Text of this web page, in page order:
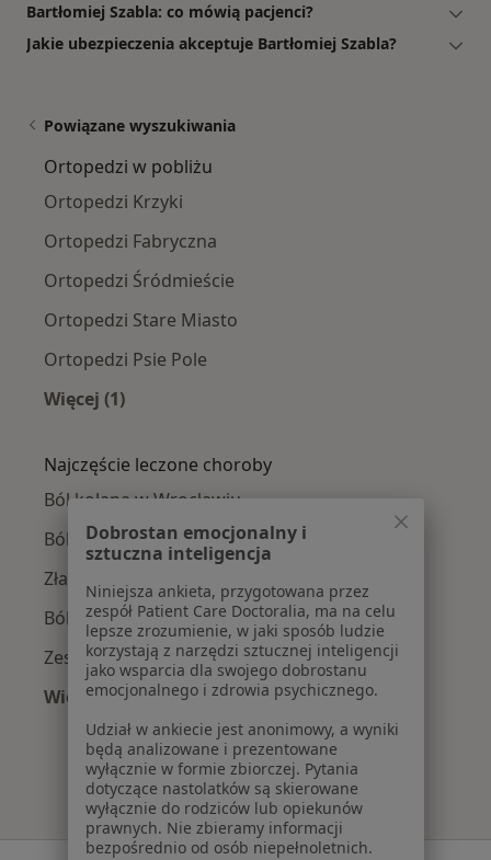
Bartłomiej Szabla: co mówią pacjenci?
Jakie ubezpieczenia akceptuje Bartłomiej Szabla?
Powiązane wyszukiwania
Ortopedzi w pobliżu
Ortopedzi Krzyki
Ortopedzi Fabryczna
Ortopedzi Śródmieście
Ortopedzi Stare Miasto
Ortopedzi Psie Pole
Więcej (1)
Najczęście leczone choroby
Ból kolana w Wrocławiu
Ból barku w Wrocławiu
Złamania w Wrocławiu
Ból biodra w Wrocławiu
Zespół cieśni nadgarstka w Wrocławiu
Więcej (15)
Więcej w kategorii: Najczęście leczone
Dobrostan emocjonalny i
sztuczna inteligencja
Niniejsza ankieta, przygotowana przez
zespół Patient Care Doctoralia, ma na celu
lepsze zrozumienie, w jaki sposób ludzie
korzystają z narzędzi sztucznej inteligencji
jako wsparcia dla swojego dobrostanu
emocjonalnego i zdrowia psychicznego.
Udział w ankiecie jest anonimowy, a wyniki
będą analizowane i prezentowane
wyłącznie w formie zbiorczej. Pytania
dotyczące nastolatków są skierowane
wyłącznie do rodziców lub opiekunów
prawnych. Nie zbieramy informacji
bezpośrednio od osób niepełnoletnich.